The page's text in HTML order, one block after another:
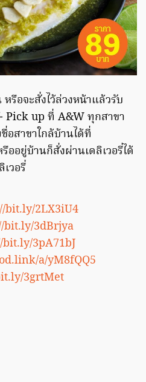
รือจะสั่งไว้ล่วงหน้าแล้วรับ
Pick up ที่ A&W ทุกสาขา
สาขาใกล้บ้านได้ที่
อยู่บ้านก็สั่งผ่านเดลิเวอรี่ได้
วอรี่
bit.ly/2LX3iU4
bit.ly/3dBrjya
3pA71bJ
a/yM8fQQ5
3grtMet